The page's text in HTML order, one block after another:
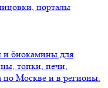
порталы